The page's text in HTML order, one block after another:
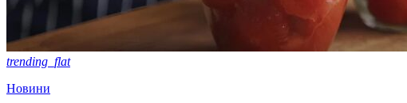
trending_flat
Новини